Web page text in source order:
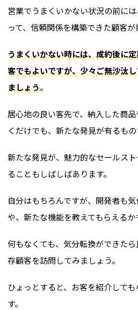
営業でうまくいかない状況の前に
って、信頼関係を構築できた顧客が
うまくいかない時には、成約後に
客でもよいですが、少々ご無沙汰
ましょう。
居心地の良い客先で、納入した商
くだけでも、新たな発見が有るもの
新たな発見が、魅力的なセールス
ることもしばしばあります。
自分はもちろんですが、開発者も
や、新たな機能を教えてもらえるか
何もなくても、気分転換ができた
存顧客を訪問してみましょう。
ひょっとすると、お客を紹介して
す。